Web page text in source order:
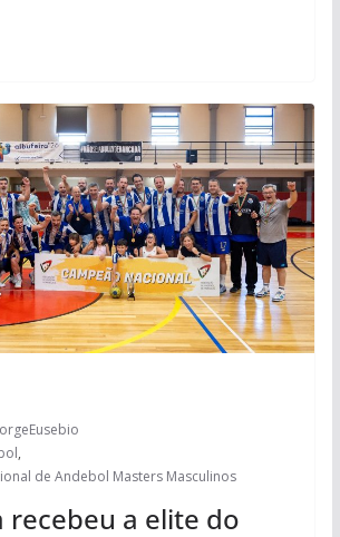
,
de Andebol Masters Masculinos
recebeu a elite do